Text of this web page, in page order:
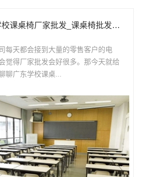
广东学校课桌椅厂家批发_课桌椅批发价格
每天都会接到大量的零售客户的电
觉得厂家批发会好很多。那今天就给
聊广东学校课桌...